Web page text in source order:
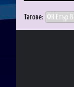
Тагове: ФК Етър ВТ